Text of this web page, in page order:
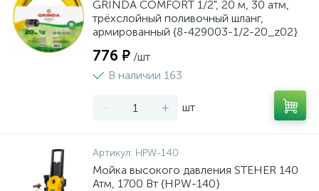
GRINDA COMFORT 1/2", 20 м, 30 атм,
трёхслойный поливочный шланг,
армированный {8-429003-1/2-20_z02}
776 ₽ /шт
В наличии 163
- + шт
Артикул: HPW-140
Мойка высокого давления STEHER 140
Атм, 1700 Вт {HPW-140}